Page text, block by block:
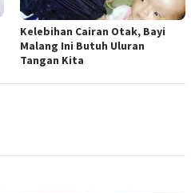
Kelebihan Cairan Otak, Bayi
Malang Ini Butuh Uluran
Tangan Kita